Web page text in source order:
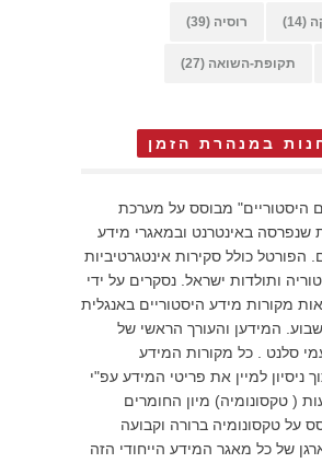
(14) רוסיה (39)
תקופת-השואה (27)
במנהרת הזמן
היסטוריים" מבוסס על מערכת
שנפרסה באינטרנט ובמאגרי מידע
הפורטל כולל סקירות אינטגרטיביות
ותולדות ישראל. נסקרים על ידי
מקורות מידע היסטוריים באנגלית
המידען והעורך הראשי של
סלנט . כל מקורות המידע
ניסיון למיין את פריטי המידע עפ"י
( טקסונומיה) מיון החומרים
על טקסונומיה ברורה וקבועה
של כל מאגר המידע הייחודי הזה